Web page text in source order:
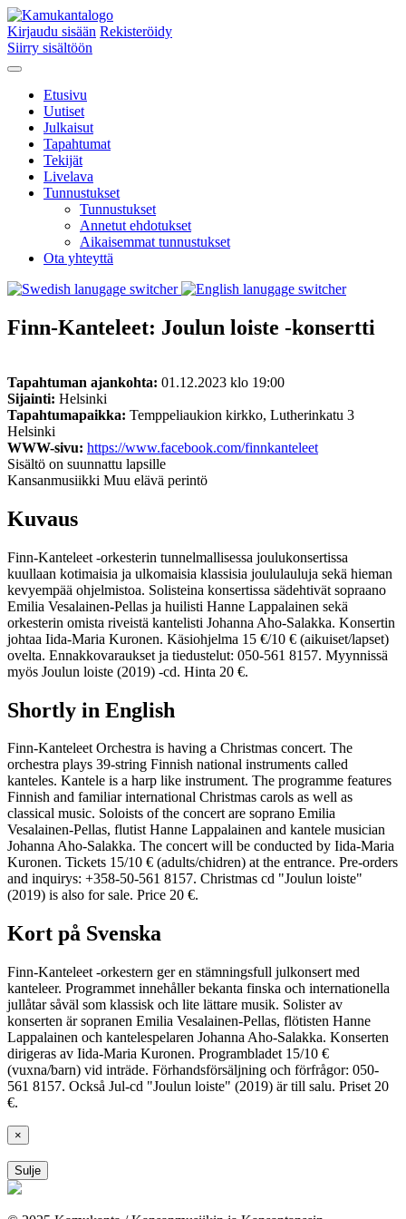
Kirjaudu sisään Rekisteröidy
Siirry sisältöön
Etusivu
Uutiset
Julkaisut
Tapahtumat
Tekijät
Livelava
Tunnustukset
Tunnustukset
Annetut ehdotukset
Aikaisemmat tunnustukset
Ota yhteyttä
Finn-Kanteleet: Joulun loiste -konsertti
Tapahtuman ajankohta: 01.12.2023 klo 19:00
Sijainti: Helsinki
Tapahtumapaikka: Temppeliaukion kirkko, Lutherinkatu 3
Helsinki
WWW-sivu: https://www.facebook.com/finnkanteleet
Sisältö on suunnattu lapsille
Kansanmusiikki Muu elävä perintö
Kuvaus
Finn-Kanteleet -orkesterin tunnelmallisessa joulukonsertissa
kuullaan kotimaisia ja ulkomaisia klassisia joululauluja sekä hieman
kevyempää ohjelmistoa. Solisteina konsertissa sädehtivät sopraano
Emilia Vesalainen-Pellas ja huilisti Hanne Lappalainen sekä
orkesterin omista riveistä kantelisti Johanna Aho-Salakka. Konsertin
johtaa Iida-Maria Kuronen. Käsiohjelma 15 €/10 € (aikuiset/lapset)
ovelta. Ennakkovaraukset ja tiedustelut: 050-561 8157. Myynnissä
myös Joulun loiste (2019) -cd. Hinta 20 €.
Shortly in English
Finn-Kanteleet Orchestra is having a Christmas concert. The
orchestra plays 39-string Finnish national instruments called
kanteles. Kantele is a harp like instrument. The programme features
Finnish and familiar international Christmas carols as well as
classical music. Soloists of the concert are soprano Emilia
Vesalainen-Pellas, flutist Hanne Lappalainen and kantele musician
Johanna Aho-Salakka. The concert will be conducted by Iida-Maria
Kuronen. Tickets 15/10 € (adults/chidren) at the entrance. Pre-orders
and inquirys: +358-50-561 8157. Christmas cd "Joulun loiste"
(2019) is also for sale. Price 20 €.
Kort på Svenska
Finn-Kanteleet -orkestern ger en stämningsfull julkonsert med
kanteleer. Programmet innehåller bekanta finska och internationella
jullåtar såväl som klassisk och lite lättare musik. Solister av
konserten är sopranen Emilia Vesalainen-Pellas, flötisten Hanne
Lappalainen och kantelespelaren Johanna Aho-Salakka. Konserten
dirigeras av Iida-Maria Kuronen. Programbladet 15/10 €
(vuxna/barn) vid inträde. Förhandsförsäljning och förfrågor: 050-
561 8157. Också Jul-cd "Joulun loiste" (2019) är till salu. Priset 20
€.
×
Sulje